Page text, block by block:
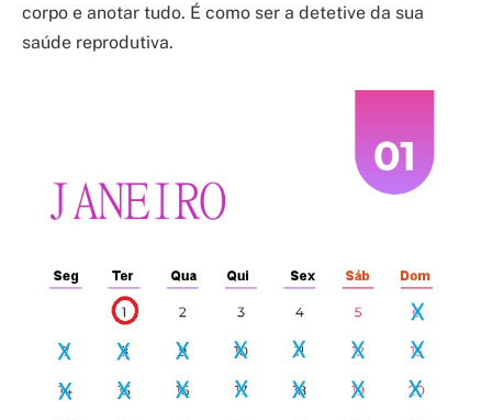
corpo e anotar tudo. É como ser a detetive da sua
saúde reprodutiva.